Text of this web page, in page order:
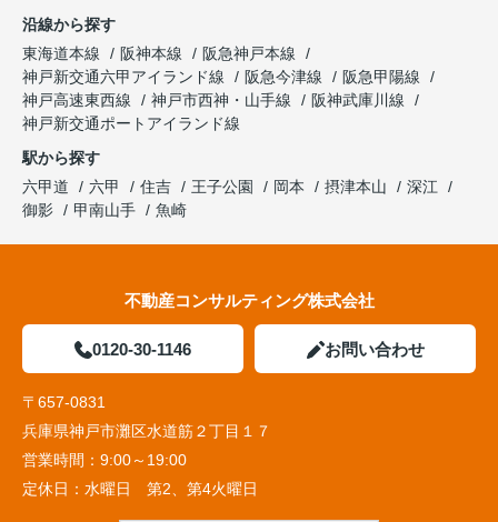
沿線から探す
東海道本線
阪神本線
阪急神戸本線
神戸新交通六甲アイランド線
阪急今津線
阪急甲陽線
神戸高速東西線
神戸市西神・山手線
阪神武庫川線
神戸新交通ポートアイランド線
駅から探す
六甲道
六甲 住吉 王子公園 岡本 摂津本山
深江
御影
甲南山手 魚崎
不動産コンサルティング株式会社
0120-30-1146 お問い合わせ
〒657-0831
兵庫県神戸市灘区水道筋２丁目１７
営業時間： 9:00～19:00
定休日： 水曜日 第2、第4火曜日